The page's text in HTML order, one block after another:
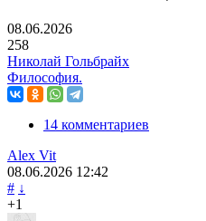
08.06.2026
258
Николай Гольбрайх
Философия.
14 комментариев
Alex Vit
08.06.2026 12:42
# ↓
+1